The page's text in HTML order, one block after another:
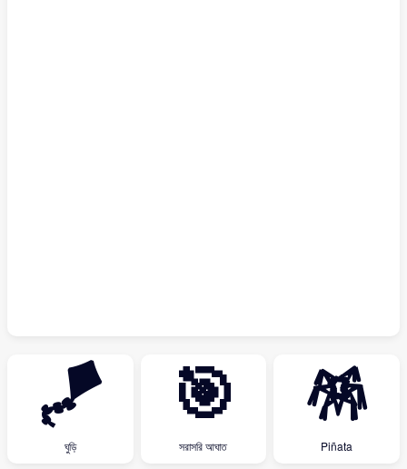
🪁
ঘুড়ি
🎯
সরাসরি আঘাত
🪅
Piñata